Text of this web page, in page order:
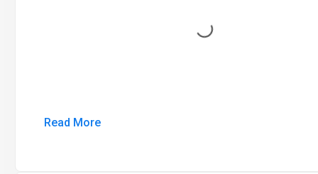
Loading...
Read More